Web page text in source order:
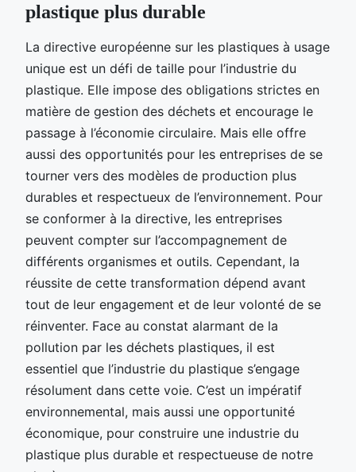
plastique plus durable
La directive européenne sur les plastiques à usage
unique est un défi de taille pour l’industrie du
plastique. Elle impose des obligations strictes en
matière de gestion des déchets et encourage le
passage à l’économie circulaire. Mais elle offre
aussi des opportunités pour les entreprises de se
tourner vers des modèles de production plus
durables et respectueux de l’environnement. Pour
se conformer à la directive, les entreprises
peuvent compter sur l’accompagnement de
différents organismes et outils. Cependant, la
réussite de cette transformation dépend avant
tout de leur engagement et de leur volonté de se
réinventer. Face au constat alarmant de la
pollution par les déchets plastiques, il est
essentiel que l’industrie du plastique s’engage
résolument dans cette voie. C’est un impératif
environnemental, mais aussi une opportunité
économique, pour construire une industrie du
plastique plus durable et respectueuse de notre